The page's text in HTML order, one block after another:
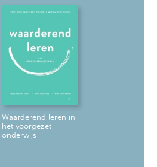
Waarderend leren in
het voorgezet
onderwijs